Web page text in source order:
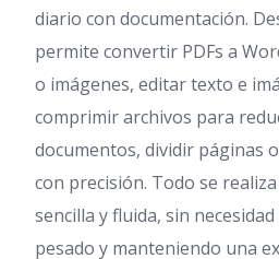
diario con documentación.
permite convertir PDFs a
o imágenes, editar texto e
comprimir archivos para
documentos, dividir páginas
con precisión. Todo se
sencilla y fluida, sin
pesado y manteniendo una